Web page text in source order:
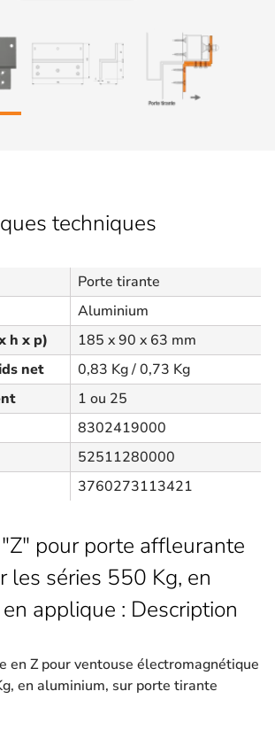
techniques
Porte tirante
Aluminium
h x p)
185 x 90 x 63 mm
net
0,83 Kg / 0,73 Kg
1 ou 25
8302419000
52511280000
3760273113421
pour porte affleurante
les séries 550 Kg, en
applique : Description
en Z pour ventouse électromagnétique
en aluminium, sur porte tirante